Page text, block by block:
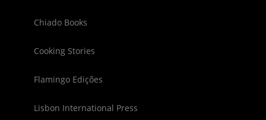
Chiado Books
Cooking Stories
Flamingo Edições
Lisbon International Press